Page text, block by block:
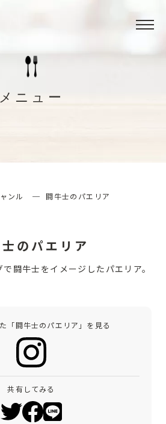
Menu
メニュー
ンル 闘牛士のパエリア
のパエリア
闘牛士をイメージしたパエリア。
「闘牛士のパエリア」を見る
共有してみる